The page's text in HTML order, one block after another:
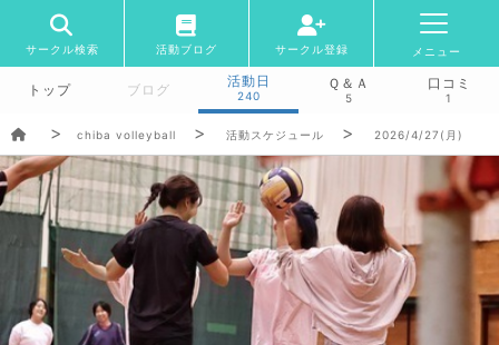
サークル検索 活動ブログ サークル登録 メニュー
トップ ブログ
活動日
240
Ｑ＆Ａ
5
口コミ
1
chiba volleyball 活動スケジュール 2026/4/27(月)